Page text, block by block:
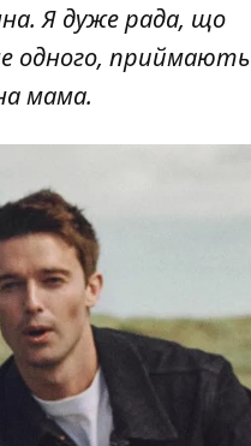
Я дуже рада, що
одного, приймають
мама.